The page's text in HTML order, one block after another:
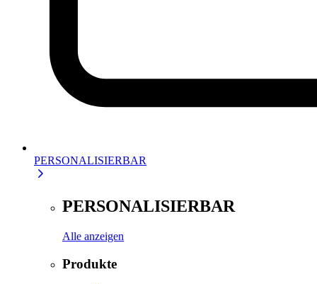
PERSONALISIERBAR
PERSONALISIERBAR
Alle anzeigen
Produkte